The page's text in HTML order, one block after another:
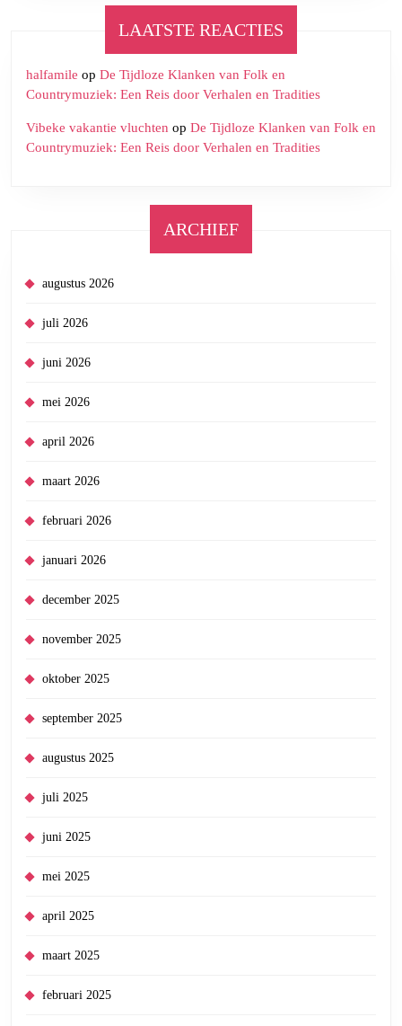
LAATSTE REACTIES
halfamile op De Tijdloze Klanken van Folk en
Countrymuziek: Een Reis door Verhalen en Tradities
Vibeke vakantie vluchten op De Tijdloze Klanken van Folk en
Countrymuziek: Een Reis door Verhalen en Tradities
ARCHIEF
augustus 2026
juli 2026
juni 2026
mei 2026
april 2026
maart 2026
februari 2026
januari 2026
december 2025
november 2025
oktober 2025
september 2025
augustus 2025
juli 2025
juni 2025
mei 2025
april 2025
maart 2025
februari 2025